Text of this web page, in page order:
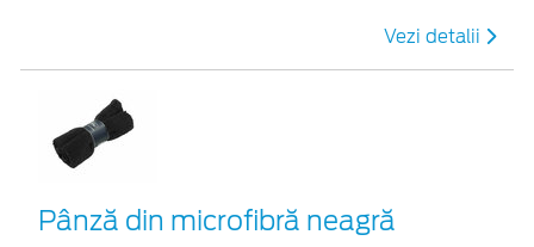
Vezi detalii
Pânză din microfibră neagră